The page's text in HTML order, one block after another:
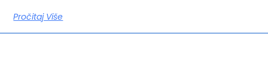
Pročitaj Više